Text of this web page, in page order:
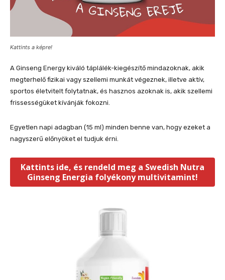
Kattints a képre!
A Ginseng Energy kiváló táplálék-kiegészítő mindazoknak, akik
megterhelő fizikai vagy szellemi munkát végeznek, illetve aktív,
sportos életvitelt folytatnak, és hasznos azoknak is, akik szellemi
frissességüket kívánják fokozni.
Egyetlen napi adagban (15 ml) minden benne van, hogy ezeket a
nagyszerű előnyöket el tudjuk érni.
Kattints ide, és rendeld meg a Swedish Nutra
Ginseng Energia folyékony multivitamint!